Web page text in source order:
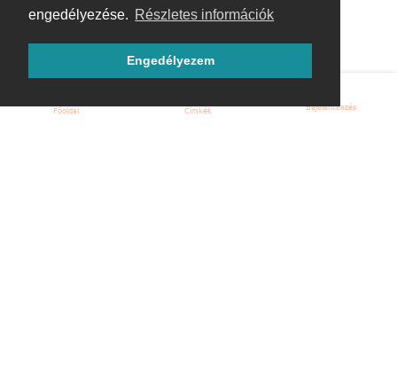
engedélyezése. Részletes információk
Engedélyezem
Főoldal Címkék Bejelentkezés